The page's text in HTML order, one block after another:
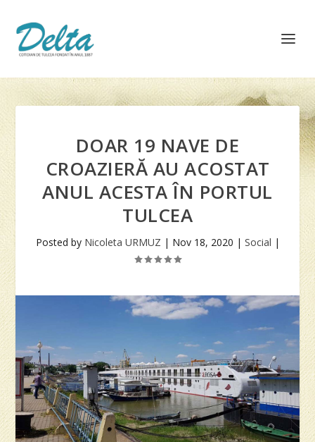
DOAR 19 NAVE DE
CROAZIERĂ AU ACOSTAT
ANUL ACESTA ÎN PORTUL
TULCEA
Posted by Nicoleta URMUZ | Nov 18, 2020 | Social |